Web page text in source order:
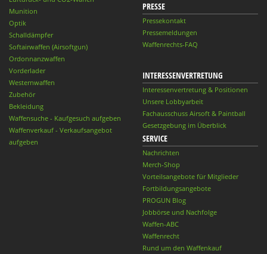
Munition
Optik
Schalldämpfer
Softairwaffen (Airsoftgun)
Ordonnanzwaffen
Vorderlader
Westernwaffen
Zubehör
Bekleidung
Waffensuche - Kaufgesuch aufgeben
Waffenverkauf - Verkaufsangebot
aufgeben
PRESSE
Pressekontakt
Pressemeldungen
Waffenrechts-FAQ
INTERESSENVERTRETUNG
Interessenvertretung & Positionen
Unsere Lobbyarbeit
Fachausschuss Airsoft & Paintball
Gesetzgebung im Überblick
SERVICE
Nachrichten
Merch-Shop
Vorteilsangebote für Mitglieder
Fortbildungsangebote
PROGUN Blog
Jobbörse und Nachfolge
Waffen-ABC
Waffenrecht
Rund um den Waffenkauf